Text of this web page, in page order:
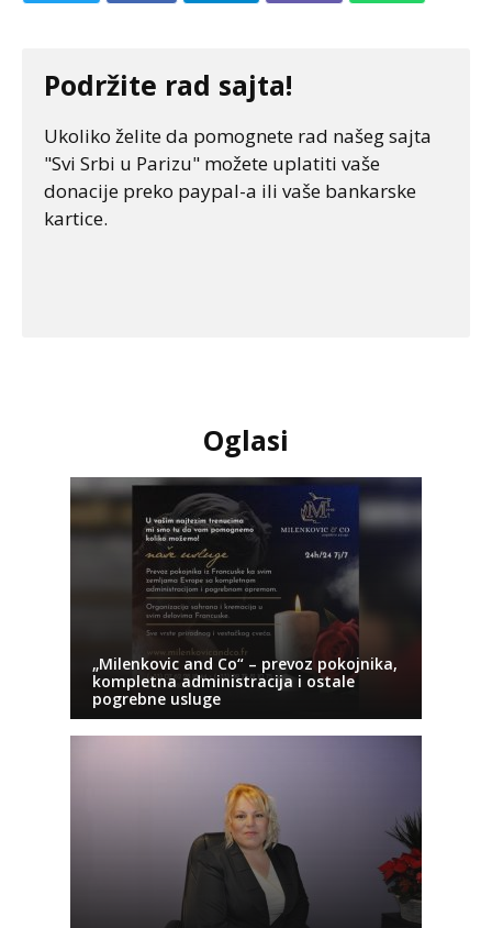
Podržite rad sajta!
Ukoliko želite da pomognete rad našeg sajta
"Svi Srbi u Parizu" možete uplatiti vaše
donacije preko paypal-a ili vaše bankarske
kartice.
Oglasi
„Milenkovic and Co“ – prevoz pokojnika,
kompletna administracija i ostale
pogrebne usluge